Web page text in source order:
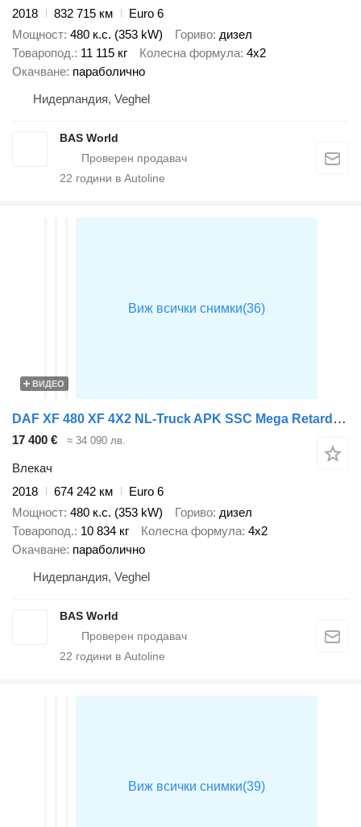
2018
832 715 км
Euro 6
Мощност 480 к.с. (353 kW) Гориво дизел
Товаропод. 11 115 кг Колесна формула 4x2
Окачване параболично
Нидерландия, Veghel
BAS World
22 години в Autoline
ВИДЕО
DAF XF 480 XF 4X2 NL-Truck APK SSC Mega Retarder ACC
17 400 € ≈ 34 090 лв.
Влекач
2018
674 242 км
Euro 6
Мощност 480 к.с. (353 kW) Гориво дизел
Товаропод. 10 834 кг Колесна формула 4x2
Окачване параболично
Нидерландия, Veghel
BAS World
22 години в Autoline